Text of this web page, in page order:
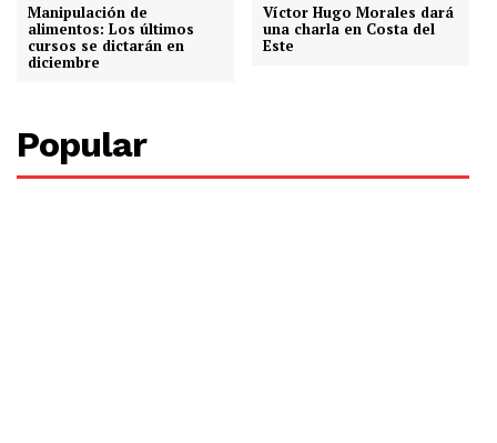
Manipulación de
alimentos: Los últimos
cursos se dictarán en
diciembre
Víctor Hugo Morales dará
una charla en Costa del
Este
Popular